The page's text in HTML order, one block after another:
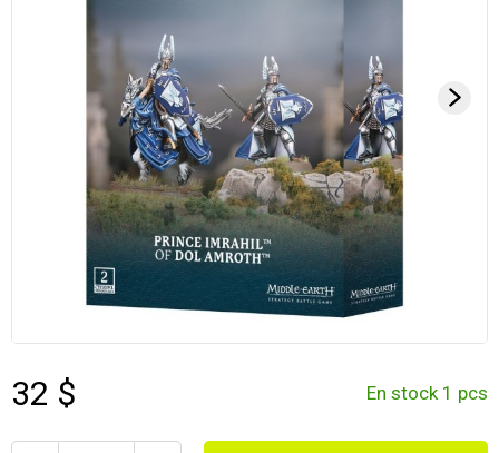
32 $ En stock 1 pcs